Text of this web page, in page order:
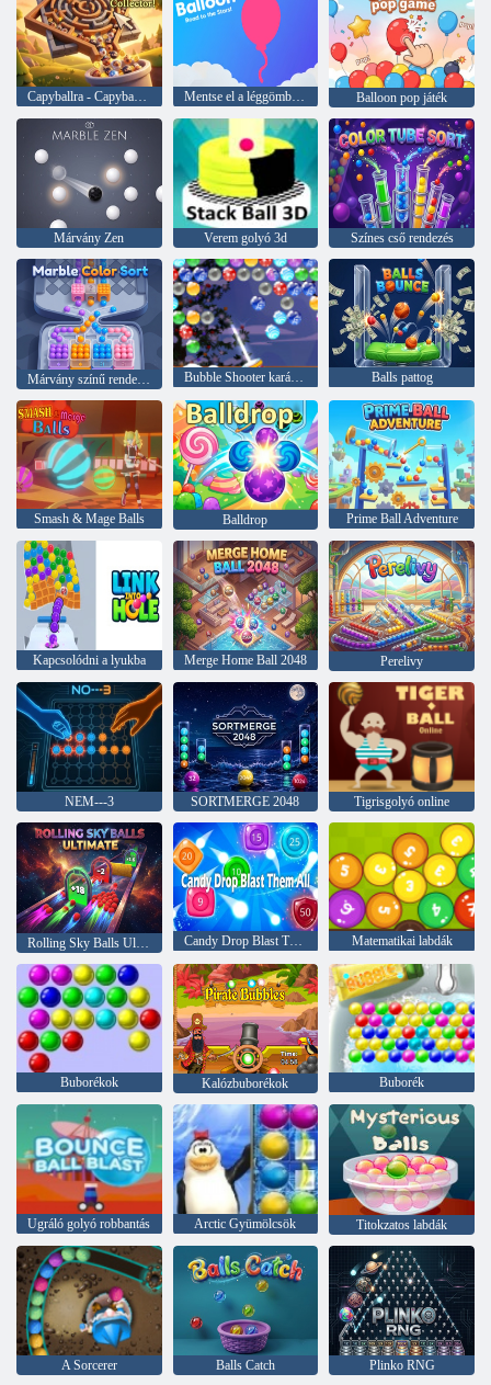
Capyballra - Capybara Collector! Mentse el a léggömb utat a csillagokhoz! Balloon pop játék
Márvány Zen Verem golyó 3d Színes cső rendezés
Bubble Shooter karácsony Balls pattog
Smash & Mage Balls Balldrop Prime Ball Adventure
Kapcsolódni a lyukba Merge Home Ball 2048 Perelivy
NEM---3 SORTMERGE 2048 Tigrisgolyó online
Candy Drop Blast Them All Matematikai labdák
Buborékok Kalózbuborékok Buborék
Ugráló golyó robbantás Arctic Gyümölcsök Titokzatos labdák
A Sorcerer Balls Catch Plinko RNG